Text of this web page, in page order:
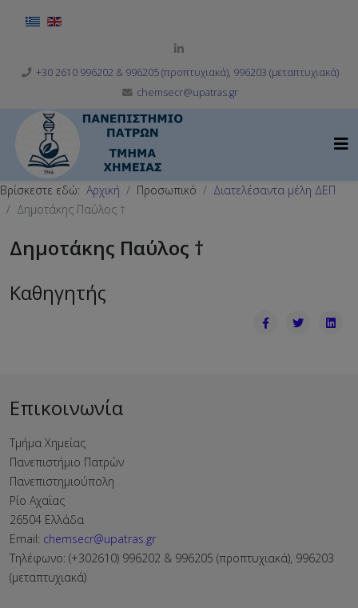
Επιλέξτε τη γλώσσα σας
+30 2610 996202 & 996205 (προπτυχιακά), 996203 (μεταπτυχιακά)
chemsecr@upatras.gr
Βρίσκεστε εδώ: Αρχική Προσωπικό
Διατελέσαντα μέλη ΔΕΠ
Δημοτάκης Παύλος †
Δημοτάκης Παύλος †
Καθηγητής
Επικοινωνία
Τμήμα Χημείας
Πανεπιστήμιο Πατρών
Πανεπιστημιούπολη
Ρίο Αχαΐας
26504 Ελλάδα
Email: chemsecr@upatras.gr
Τηλέφωνο: (+302610) 996202 & 996205 (προπτυχιακά), 996203
(μεταπτυχιακά)